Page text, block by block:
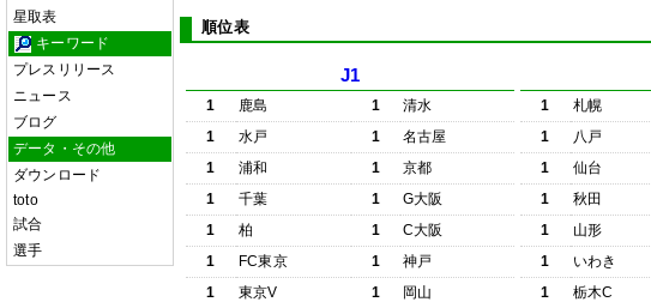
星取表
キーワード
プレスリリース
ニュース
ブログ
データ・その他
ダウンロード
toto
試合
選手
順位表
J1
1 鹿島 1
清水
1
水戸 1
名古屋
1
浦和 1
京都
1
千葉 1
G大阪
1
柏 1
C大阪
1
FC東京 1
神戸
1
東京V 1
岡山
1 札幌
1
八戸
1
仙台
1
秋田
1
山形
1
いわき
1
栃木C